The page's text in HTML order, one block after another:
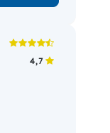
4,7